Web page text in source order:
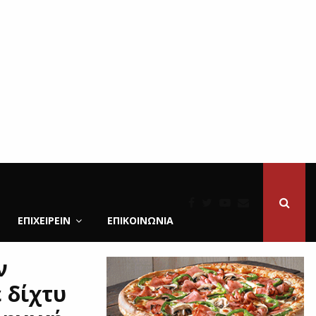
ΕΠΙΧΕΙΡΕΙΝ ΕΠΙΚΟΙΝΩΝΊΑ